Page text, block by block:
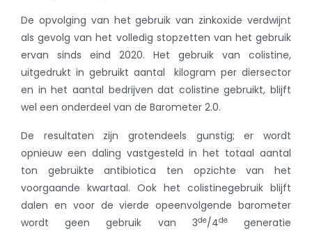
De opvolging van het gebruik van zinkoxide verdwijnt
als gevolg van het volledig stopzetten van het gebruik
ervan sinds eind 2020. Het gebruik van colistine,
uitgedrukt in gebruikt aantal kilogram per diersector
en in het aantal bedrijven dat colistine gebruikt, blijft
wel een onderdeel van de Barometer 2.0.
De resultaten zijn grotendeels gunstig; er wordt
opnieuw een daling vastgesteld in het totaal aantal
ton gebruikte antibiotica ten opzichte van het
voorgaande kwartaal. Ook het colistinegebruik blijft
dalen en voor de vierde opeenvolgende barometer
wordt geen gebruik van 3de/4degeneratie